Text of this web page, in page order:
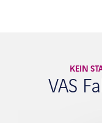
Zement
KEIN
VAS